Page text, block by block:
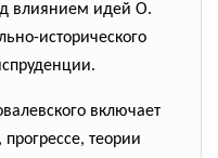
влиянием идей О.
исторического
включает
теории